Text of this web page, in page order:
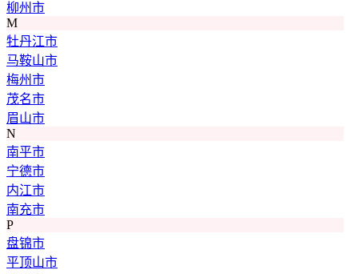
柳州市
M
牡丹江市
马鞍山市
梅州市
茂名市
眉山市
N
南平市
宁德市
内江市
南充市
P
盘锦市
平顶山市